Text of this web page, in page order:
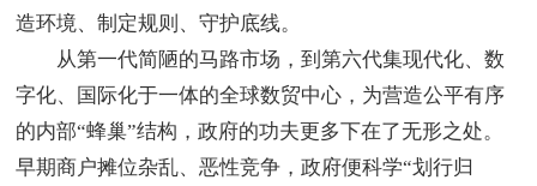
造环境、制定规则、守护底线。
从第一代简陋的马路市场，到第六代集现代化、数
字化、国际化于一体的全球数贸中心，为营造公平有序
的内部“蜂巢”结构，政府的功夫更多下在了无形之处。
早期商户摊位杂乱、恶性竞争，政府便科学“划行归